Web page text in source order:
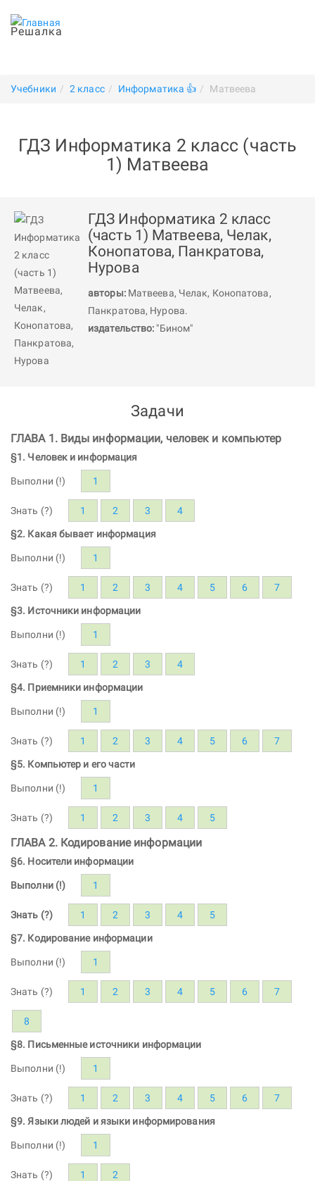
Решалка
Учебники 2 класс Информатика 👍 Матвеева
ГДЗ Информатика 2 класс (часть
1) Матвеева
ГДЗ Информатика 2 класс
(часть 1) Матвеева, Челак,
Конопатова, Панкратова,
Нурова
авторы: Матвеева, Челак, Конопатова,
Панкратова, Нурова.
издательство: "Бином"
Задачи
ГЛАВА 1. Виды информации, человек и компьютер
§1. Человек и информация
Выполни (!) 1
Знать (?) 1 2 3 4
§2. Какая бывает информация
Выполни (!) 1
Знать (?) 1 2 3 4 5 6 7
§3. Источники информации
Выполни (!) 1
Знать (?) 1 2 3 4
§4. Приемники информации
Выполни (!) 1
Знать (?) 1 2 3 4 5 6 7
§5. Компьютер и его части
Выполни (!) 1
Знать (?) 1 2 3 4 5
ГЛАВА 2. Кодирование информации
§6. Носители информации
Выполни (!) 1
Знать (?) 1 2 3 4 5
§7. Кодирование информации
Выполни (!) 1
Знать (?) 1 2 3 4 5 6 7
8
§8. Письменные источники информации
Выполни (!) 1
Знать (?) 1 2 3 4 5 6 7
§9. Языки людей и языки информирования
Выполни (!) 1
Знать (?) 1 2